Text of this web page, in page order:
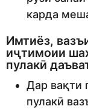
карда
Имтиёз,
иҷтимоии
пулакӣ
Дар вақти
пулакӣ